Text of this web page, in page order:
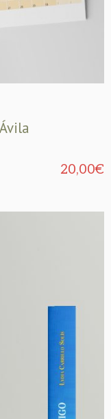
20,00€